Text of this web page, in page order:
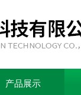
产品展示